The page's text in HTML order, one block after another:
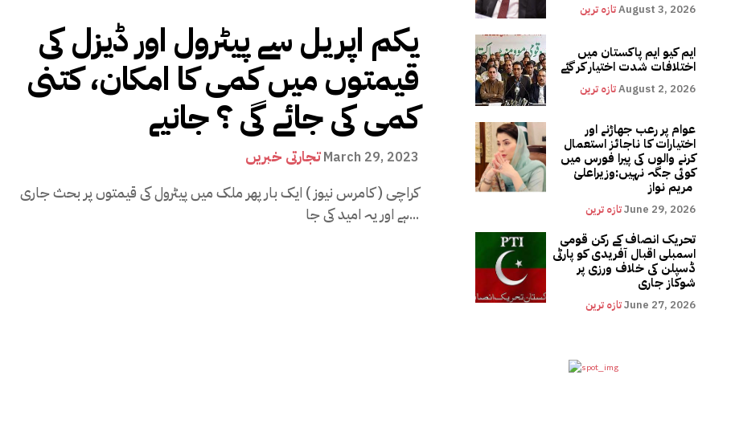
یکم اپریل سے پیٹرول اور ڈیزل کی
قیمتوں میں کمی کا امکان، کتنی
کمی کی جائے گی ؟ جانیے
تجارتی خبریںMarch 29, 2023
کراچی ( کامرس نیوز ) ایک بار پھر ملک میں پیٹرول کی قیمتوں پر بحث جاری
ہے اور یہ امید کی جا...
تازہ ترینAugust 3, 2026
ایم کیو ایم پاکستان میں
اختلافات شدت اختیار کر گئے
تازہ ترینAugust 2, 2026
عوام پر رعب جھاڑنے اور
اختیارات کا ناجائز استعمال
کرنے والوں کی پیرا فورس میں
کوئی جگہ نہیں:وزیراعلیٰ
تازہ ترینJune 29, 2026
تحریک انصاف کے رکن قومی
اسمبلی اقبال آفریدی کو پارٹی
ڈسپلن کی خلاف ورزی پر
شوکاز جاری
تازہ ترینJune 27, 2026